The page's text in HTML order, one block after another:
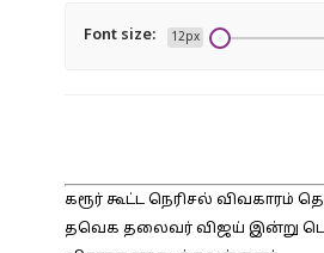
Font size: 12px
கரூர் கூட்ட நெரிசல்
தவெக தலைவர் விஜய் இன்று